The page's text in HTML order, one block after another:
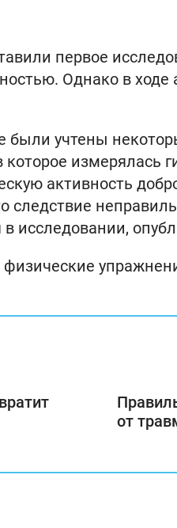
первое
Однако в ходе
были учтены
измерялась
активность
следствие
исследовании,
физические
от